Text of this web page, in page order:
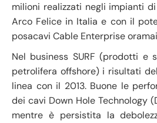
milioni realizzati negli impianti
Arco Felice in Italia e con il
posacavi Cable Enterprise
Nel business SURF (prodotti e
petrolifera offshore) i risultati
linea con il 2013. Buone le
dei cavi Down Hole Technology
mentre è persistita la